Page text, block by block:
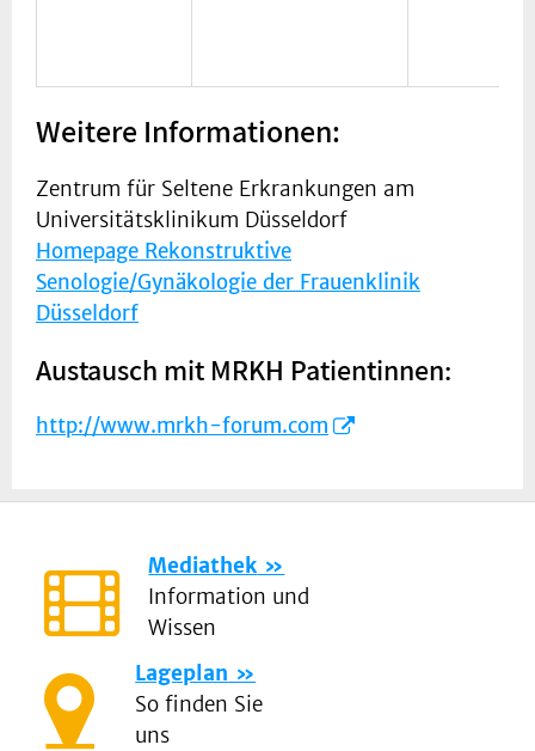
Weitere Informationen:
Zentrum für Seltene Erkrankungen am
Universitätsklinikum Düsseldorf
Homepage Rekonstruktive
Senologie/Gynäkologie der Frauenklinik
Düsseldorf
Austausch mit MRKH Patientinnen:
http://www.mrkh-forum.com
Mediathek
Information und
Wissen
Lageplan
So finden Sie
uns